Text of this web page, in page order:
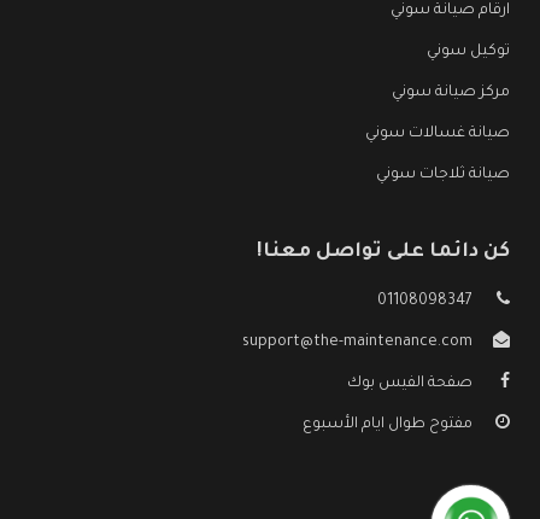
ارقام صيانة سوني
توكيل سوني
مركز صيانة سوني
صيانة غسالات سوني
صيانة ثلاجات سوني
كن دائما على تواصل معنا!
01108098347
support@the-maintenance.com
صفحة الفيس بوك
مفتوح طوال ايام الأسبوع